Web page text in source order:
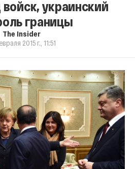
украинский
границы
The Insider
2015 г., 11:51